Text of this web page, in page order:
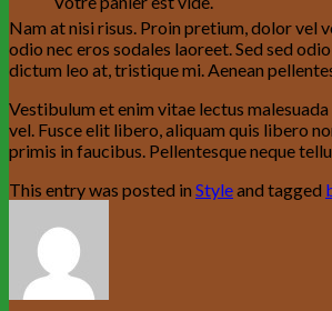
Nam at nisi risus. Proin pretium, dolor vel
odio nec eros sodales laoreet. Sed sed
dictum leo at, tristique mi. Aenean
Vestibulum et enim vitae lectus
vel. Fusce elit libero, aliquam quis libero
primis in faucibus. Pellentesque neque
This entry was posted in Styleand tagged